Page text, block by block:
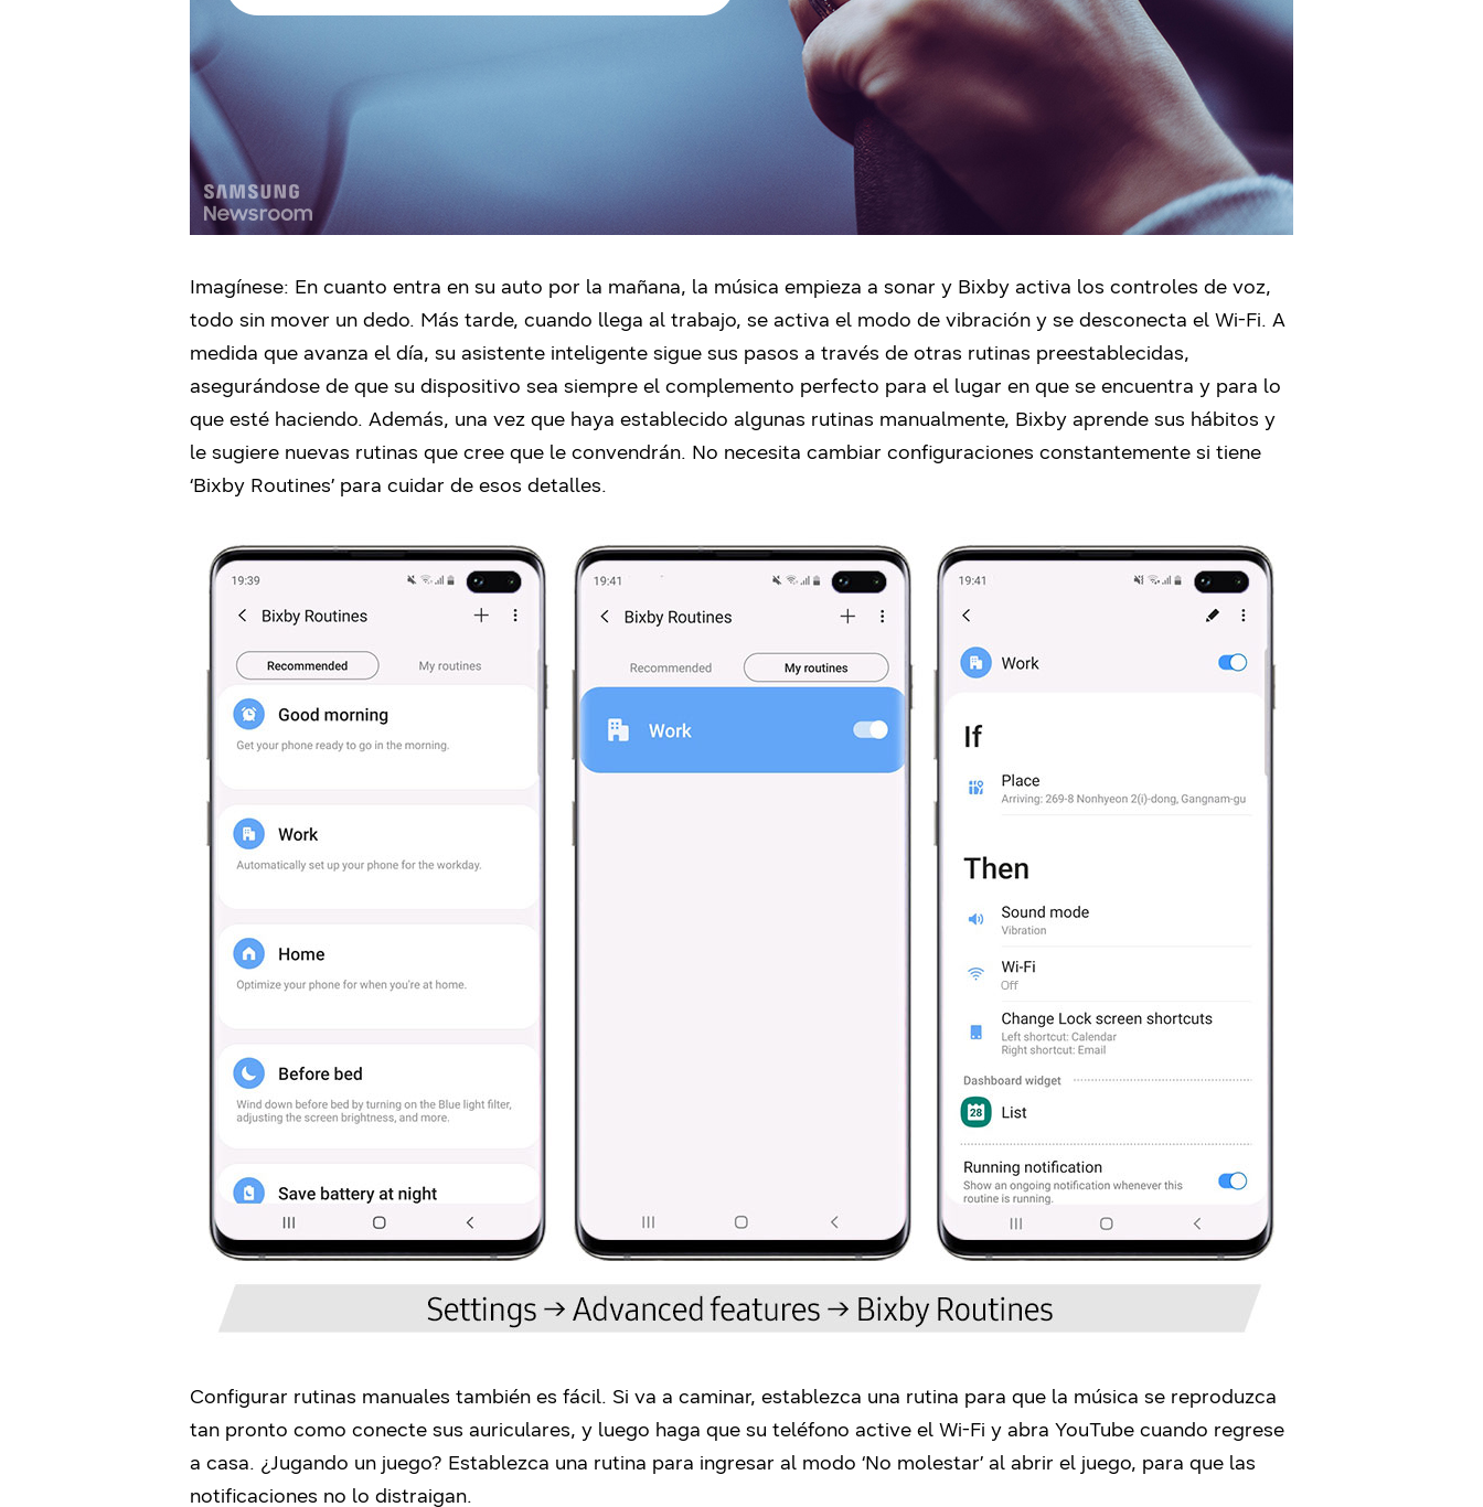
Imagínese: En cuanto entra en su auto por la mañana, la música empieza a sonar y Bixby activa los controles de voz,
todo sin mover un dedo. Más tarde, cuando llega al trabajo, se activa el modo de vibración y se desconecta el Wi-Fi. A
medida que avanza el día, su asistente inteligente sigue sus pasos a través de otras rutinas preestablecidas,
asegurándose de que su dispositivo sea siempre el complemento perfecto para el lugar en que se encuentra y para lo
que esté haciendo. Además, una vez que haya establecido algunas rutinas manualmente, Bixby aprende sus hábitos y
le sugiere nuevas rutinas que cree que le convendrán. No necesita cambiar configuraciones constantemente si tiene
‘Bixby Routines’ para cuidar de esos detalles.
Configurar rutinas manuales también es fácil. Si va a caminar, establezca una rutina para que la música se reproduzca
tan pronto como conecte sus auriculares, y luego haga que su teléfono active el Wi-Fi y abra YouTube cuando regrese
a casa. ¿Jugando un juego? Establezca una rutina para ingresar al modo ‘No molestar’ al abrir el juego, para que las
notificaciones no lo distraigan.